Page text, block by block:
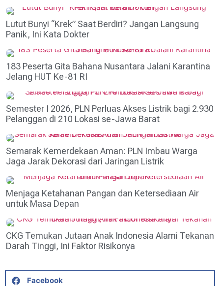
Lutut Bunyi “Krek” Saat Berdiri? Jangan Langsung
Panik, Ini Kata Dokter
183 Peserta Gita Bahana Nusantara Jalani Karantina
Jelang HUT Ke-81 RI
Semester I 2026, PLN Perluas Akses Listrik bagi 2.930
Pelanggan di 210 Lokasi se-Jawa Barat
Semarak Kemerdekaan Aman: PLN Imbau Warga
Jaga Jarak Dekorasi dari Jaringan Listrik
Menjaga Ketahanan Pangan dan Ketersediaan Air
untuk Masa Depan
CKG Temukan Jutaan Anak Indonesia Alami Tekanan
Darah Tinggi, Ini Faktor Risikonya
Facebook